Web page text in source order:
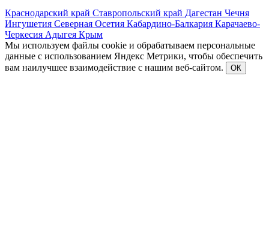
Краснодарский край Ставропольский край Дагестан Чечня
Ингушетия Северная Осетия Кабардино-Балкария Карачаево-
Черкесия Адыгея Крым
Мы используем файлы cookie и обрабатываем персональные
данные с использованием Яндекс Метрики, чтобы обеспечить
вам наилучшее взаимодействие с нашим веб-сайтом.
ОК